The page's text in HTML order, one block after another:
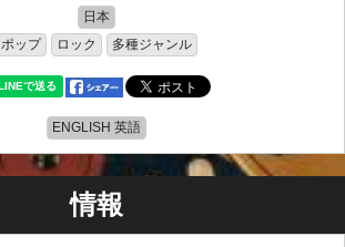
日本
ポップ
ロック 多種ジャンル
ENGLISH 英語
情報